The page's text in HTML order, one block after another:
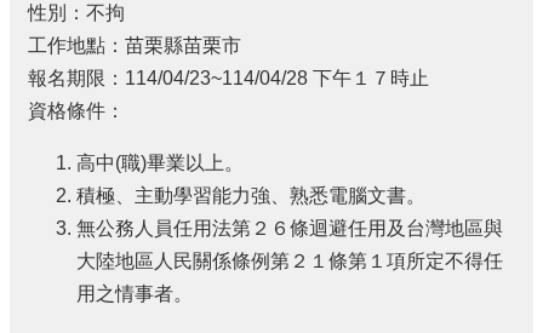
性別：不拘
工作地點：苗栗縣苗栗市
報名期限：114/04/23~114/04/28 下午１７時止
資格條件：
高中(職)畢業以上。
積極、主動學習能力強、熟悉電腦文書。
無公務人員任用法第２６條迴避任用及台灣地區與
大陸地區人民關係條例第２１條第１項所定不得任
用之情事者。